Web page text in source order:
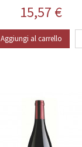
Prezzo
15,57 €
Aggiungi al carrello